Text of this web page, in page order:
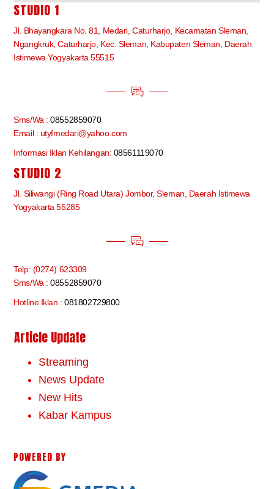
STUDIO 1
Jl. Bhayangkara No. 81, Medari, Caturharjo, Kecamatan Sleman,
Ngangkruk, Caturharjo, Kec. Sleman, Kabupaten Sleman, Daerah
Istimewa Yogyakarta 55515
Sms/Wa :08552859070
Email : utyfmedari@yahoo.com
Informasi Iklan Kehilangan: 08561119070
STUDIO 2
Jl. Siliwangi (Ring Road Utara) Jombor, Sleman, Daerah Istimewa
Yogyakarta 55285
Telp: (0274) 623309
Sms/Wa :08552859070
Hotline Iklan :081802729800
Article Update
Streaming
News Update
New Hits
Kabar Kampus
POWERED BY